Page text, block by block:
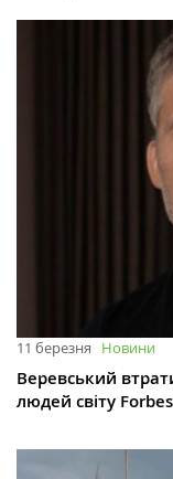
11 березня Новини
Веревський
людей світу Forbes